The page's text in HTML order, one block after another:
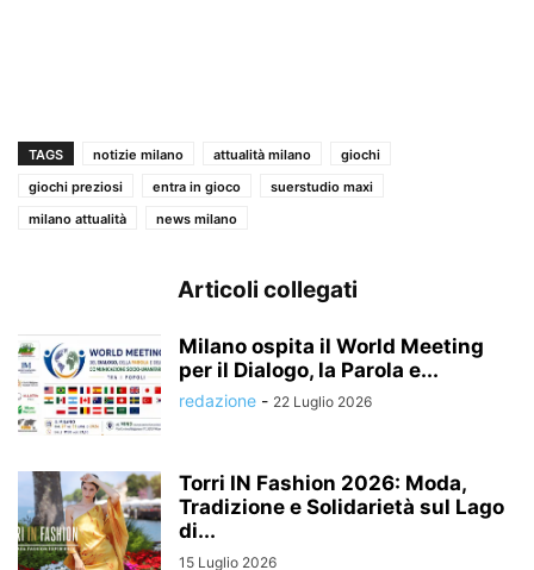
TAGS notizie milano attualità milano
giochi
giochi preziosi
entra in gioco
suerstudio maxi
milano attualità
news milano
Articoli collegati
Milano ospita il World Meeting
per il Dialogo, la Parola e...
redazione - 22 Luglio 2026
Torri IN Fashion 2026: Moda,
Tradizione e Solidarietà sul Lago
di...
15 Luglio 2026